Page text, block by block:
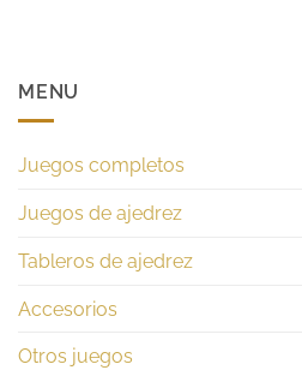
MENU
Juegos completos
Juegos de ajedrez
Tableros de ajedrez
Accesorios
Otros juegos